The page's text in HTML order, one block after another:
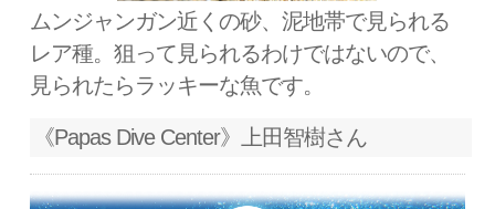
ムンジャンガン近くの砂、泥地帯で見られる
レア種。狙って見られるわけではないので、
見られたらラッキーな魚です。
《Papas Dive Center》上田智樹さん